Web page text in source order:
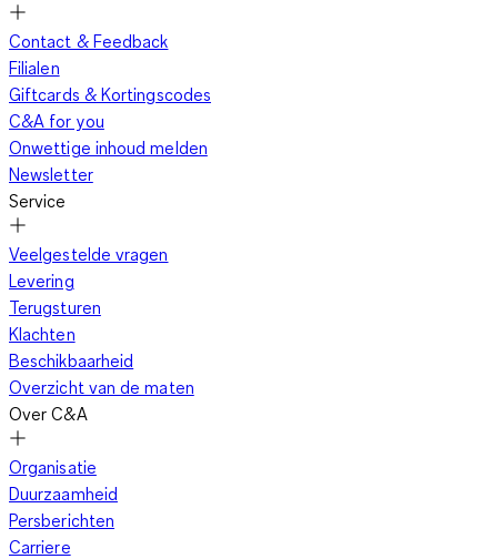
Contact & Feedback
Filialen
Giftcards & Kortingscodes
C&A for you
Onwettige inhoud melden
Newsletter
Service
Veelgestelde vragen
Levering
Terugsturen
Klachten
Beschikbaarheid
Overzicht van de maten
Over C&A
Organisatie
Duurzaamheid
Persberichten
Carriere